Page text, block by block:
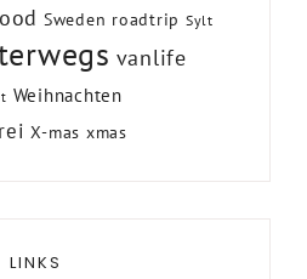
Sweden roadtrip Sylt
vanlife
Weihnachten
X-mas xmas
LINKS